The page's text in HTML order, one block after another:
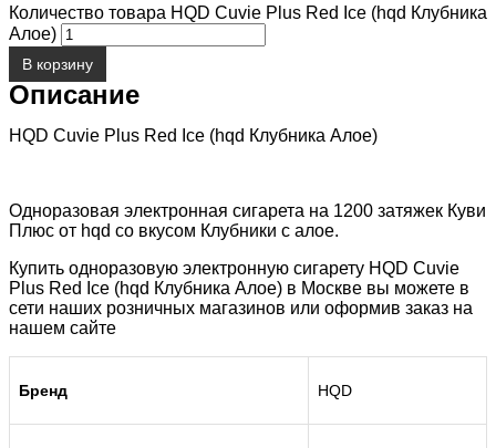
Количество товара HQD Cuvie Plus Red Ice (hqd Клубника
Алое)
В корзину
Описание
HQD Cuvie Plus Red Ice (hqd Клубника Алое)
Одноразовая электронная сигарета на 1200 затяжек Куви
Плюс от hqd со вкусом Клубники с алое.
Купить одноразовую электронную сигарету HQD Cuvie
Plus Red Ice (hqd Клубника Алое) в Москве вы можете в
сети наших розничных магазинов или оформив заказ на
нашем сайте
Бренд HQD